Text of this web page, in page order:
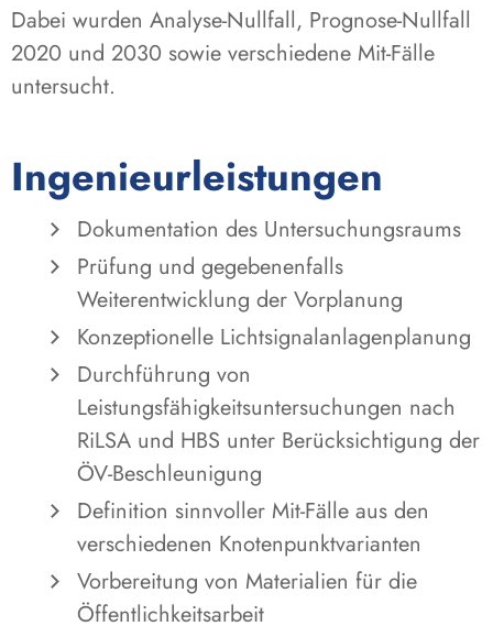
Dabei wurden Analyse-Nullfall, Prognose-Nullfall
2020 und 2030 sowie verschiedene Mit-Fälle
untersucht.
Ingenieurleistungen
Dokumentation des Untersuchungsraums
Prüfung und gegebenenfalls
Weiterentwicklung der Vorplanung
Konzeptionelle Lichtsignalanlagenplanung
Durchführung von
Leistungsfähigkeitsuntersuchungen nach
RiLSA und HBS unter Berücksichtigung der
ÖV-Beschleunigung
Definition sinnvoller Mit-Fälle aus den
verschiedenen Knotenpunktvarianten
Vorbereitung von Materialien für die
Öffentlichkeitsarbeit